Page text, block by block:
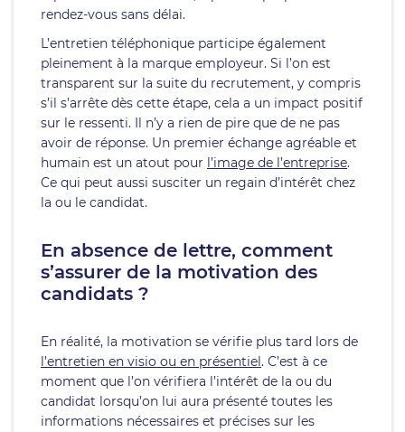
rendez-vous sans délai.
L’entretien téléphonique participe également
pleinement à la marque employeur. Si l’on est
transparent sur la suite du recrutement, y compris
s’il s’arrête dès cette étape, cela a un impact positif
sur le ressenti. Il n’y a rien de pire que de ne pas
avoir de réponse. Un premier échange agréable et
humain est un atout pour l’image de l’entreprise.
Ce qui peut aussi susciter un regain d’intérêt chez
la ou le candidat.
En absence de lettre, comment
s’assurer de la motivation des
candidats ?
En réalité, la motivation se vérifie plus tard lors de
l’entretien en visio ou en présentiel. C’est à ce
moment que l’on vérifiera l’intérêt de la ou du
candidat lorsqu’on lui aura présenté toutes les
informations nécessaires et précises sur les